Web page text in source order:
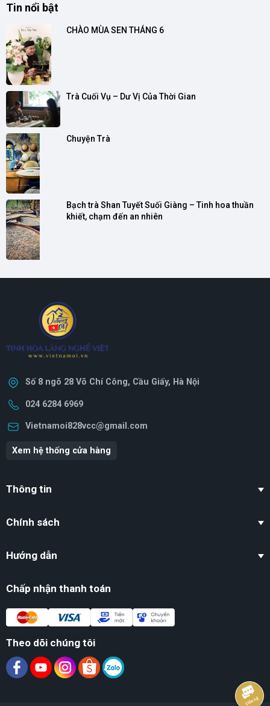
Tin nổi bật
CHÀO MÙA SEN THÁNG 6
Trà Cuối Vụ – Dư Vị Của Thời Gian
Chuyện Trà
Bạch trà Shan Tuyết Suối Giàng – Tinh hoa thuần
khiết, chạm đến an nhiên
Số 8 ngõ 28 Võ Chí Công, Cầu Giấy, Hà Nội
024 6284 6969
Vietnamoi828vcc@gmail.com
Xem hệ thống cửa hàng
Thông tin
Chính sách
Hướng dẫn
Chấp nhận thanh toán
Theo dõi chúng tôi